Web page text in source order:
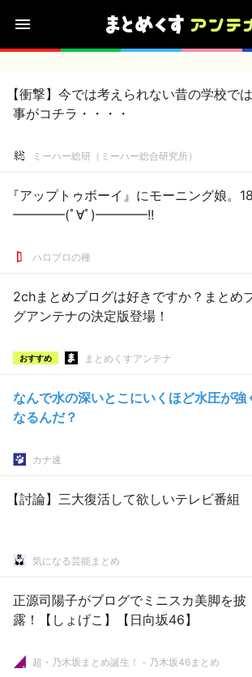
【衝撃】今では考えられない昔の学校で
事がコチラ・・・・
ミーハー総研（ミーハー総合研究所）
『アップトゥボーイ』にモーニング娘。
━━━━(ﾟ∀ﾟ)━━━━!!
ハロプロの種
2chまとめブログは好きですか？まとめ
グアンテナの決定版登場！
おすすめ まとめくすアンテナ
なんで水の深いとこにいくほど水圧が強
なるんだ？
カナ速
【討論】三大復活して欲しいテレビ番組
気になる芸能まとめ
正源司陽子がブログでミニスカ美脚を披
露！【しょげこ】【日向坂46】
超・乃木坂まとめ誕生！ - 乃木坂46まとめ